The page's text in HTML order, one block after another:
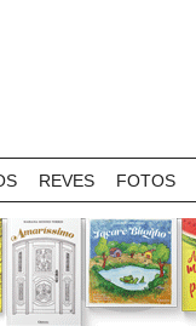
REVES FOTOS